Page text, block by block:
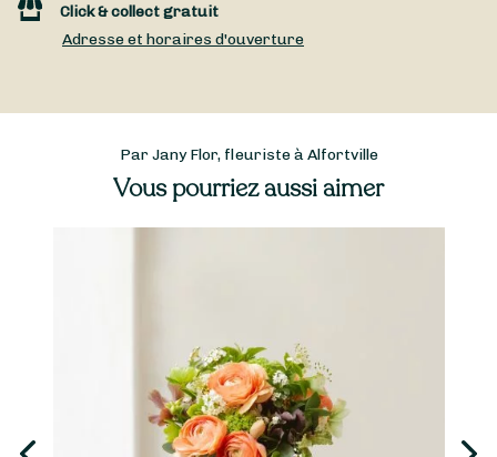
Click & collect gratuit
Adresse et horaires d'ouverture
Par Jany Flor, fleuriste à Alfortville
Vous pourriez aussi aimer